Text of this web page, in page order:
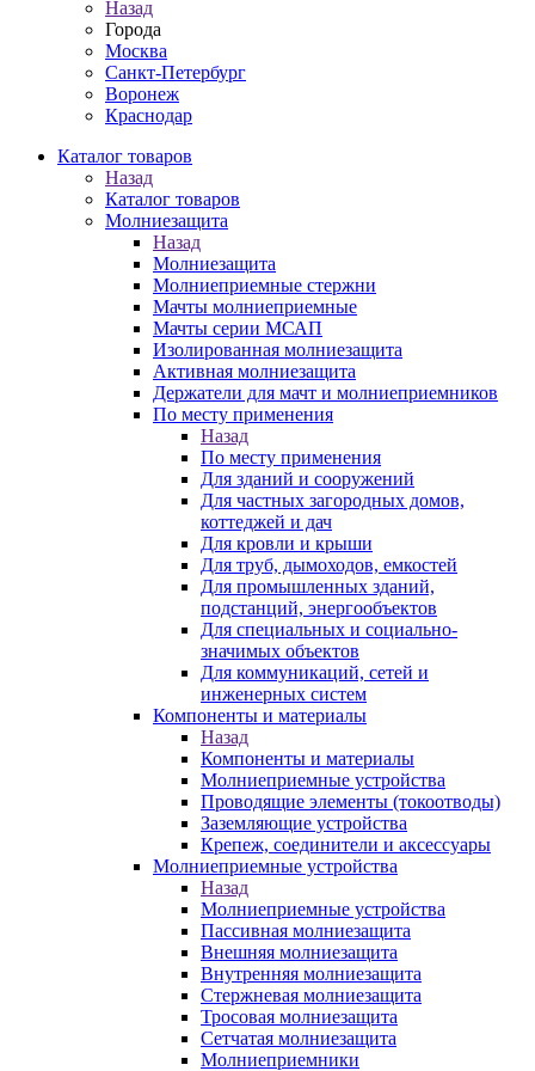
Назад
Города
Москва
Санкт-Петербург
Воронеж
Краснодар
Каталог товаров
Назад
Каталог товаров
Молниезащита
Назад
Молниезащита
Молниеприемные стержни
Мачты молниеприемные
Мачты серии МСАП
Изолированная молниезащита
Активная молниезащита
Держатели для мачт и молниеприемников
По месту применения
Назад
По месту применения
Для зданий и сооружений
Для частных загородных домов,
коттеджей и дач
Для кровли и крыши
Для труб, дымоходов, емкостей
Для промышленных зданий,
подстанций, энергообъектов
Для специальных и социально-
значимых объектов
Для коммуникаций, сетей и
инженерных систем
Компоненты и материалы
Назад
Компоненты и материалы
Молниеприемные устройства
Проводящие элементы (токоотводы)
Заземляющие устройства
Крепеж, соединители и аксессуары
Молниеприемные устройства
Назад
Молниеприемные устройства
Пассивная молниезащита
Внешняя молниезащита
Внутренняя молниезащита
Стержневая молниезащита
Тросовая молниезащита
Сетчатая молниезащита
Молниеприемники